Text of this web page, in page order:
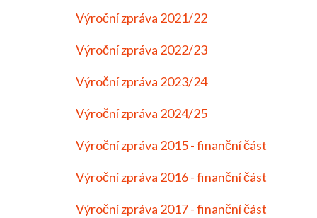
Výroční zpráva 2021/22
Výroční zpráva 2022/23
Výroční zpráva 2023/24
Výroční zpráva 2024/25
Výroční zpráva 2015 - finanční část
Výroční zpráva 2016 - finanční část
Výroční zpráva 2017 - finanční část